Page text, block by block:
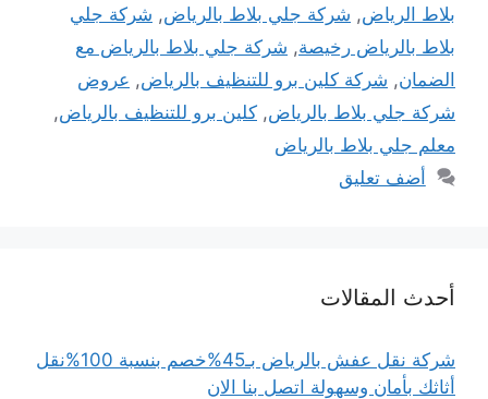
بلاط الرياض, شركة جلي بلاط بالرياض, شركة جلي
بلاط بالرياض رخيصة, شركة جلي بلاط بالرياض مع
الضمان, شركة كلين برو للتنظيف بالرياض, عروض
شركة جلي بلاط بالرياض, كلين برو للتنظيف بالرياض,
معلم جلي بلاط بالرياض
أضف تعليق
أحدث المقالات
شركة نقل عفش بالرياض بـ45%خصم بنسبة 100%نقل
أثاثك بأمان وسهولة اتصل بنا الان